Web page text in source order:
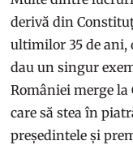
derivă din
ultimilor 35 de ani,
dau un singur
României merge
care să stea în
președintele și